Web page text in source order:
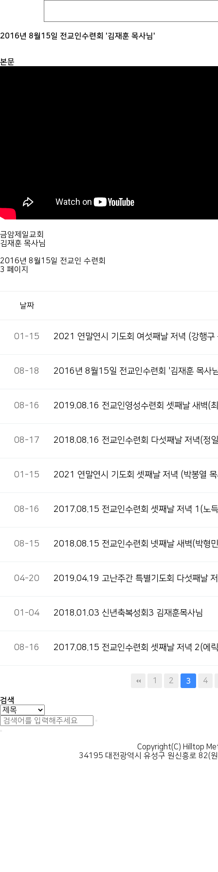
2016년 8월15일 전교인수련회 '김재훈 목사님'
본문
금암제일교회
김재훈 목사님
2016년 8월15일 전교인 수련회
3 페이지
날짜
01-15 2021 연말연시 기도회 여섯째날 저녁(강행구
08-18 2016년 8월15일 전교인수련회 '김재훈 목사
08-16 2019.08.16 전교인영성수련회 셋째날 새벽(
08-17 2018.08.16 전교인수련회 다섯째날 저녁(정
01-15 2021 연말연시 기도회 셋째날 저녁 (박봉열
08-16 2017.08.15 전교인수련회 셋째날 저녁 1(노
08-15 2018.08.15 전교인수련회 넷째날 새벽(박형
04-20 2019.04.19 고난주간 특별기도회 다섯째날
01-04 2018.01.03 신년축복성회3 김재훈목사님
08-16 2017.08.15 전교인수련회 셋째날 저녁 2(에
1 2 3 4
검색
Copyright(C) Hilltop
34195 대전광역시 유성구 원신흥로